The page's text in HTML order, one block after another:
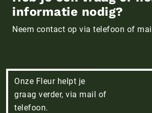
informatie nodig?
Neem contact op via telefoon of
Onze Fleur helpt je
graag verder, via mail of
telefoon.